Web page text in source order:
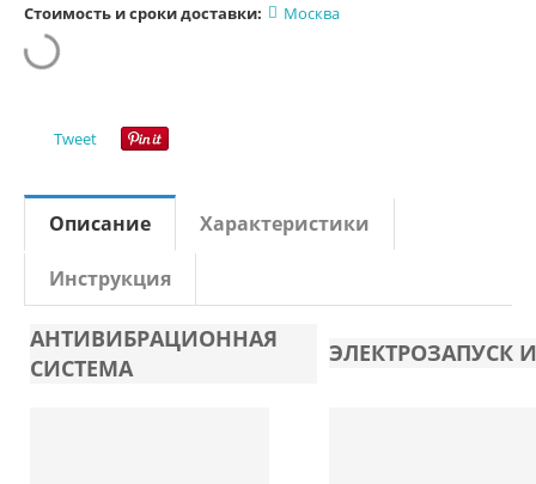
Стоимость и сроки доставки: Москва
Tweet
Описание Характеристики
Инструкция
АНТИВИБРАЦИОННАЯ
СИСТЕМА
ЭЛЕКТРОЗАПУСК